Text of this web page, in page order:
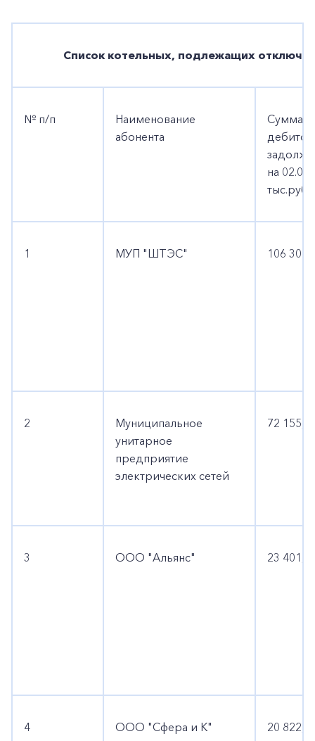
Список котельных, подлежащих
№ п/п
Наименование
абонента
Сумма
на
тыс.руб.
1 МУП "ШТЭС" 106
2
Муниципальное
унитарное
предприятие
электрических сетей
72 155,1
3 ООО "Альянс" 23 401,3
4 ООО "Сфера и К" 20 822,3